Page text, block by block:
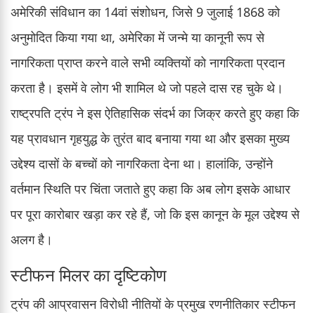
अमेरिकी संविधान का 14वां संशोधन, जिसे 9 जुलाई 1868 को
अनुमोदित किया गया था, अमेरिका में जन्मे या कानूनी रूप से
नागरिकता प्राप्त करने वाले सभी व्यक्तियों को नागरिकता प्रदान
करता है। इसमें वे लोग भी शामिल थे जो पहले दास रह चुके थे।
राष्ट्रपति ट्रंप ने इस ऐतिहासिक संदर्भ का जिक्र करते हुए कहा कि
यह प्रावधान गृहयुद्ध के तुरंत बाद बनाया गया था और इसका मुख्य
उद्देश्य दासों के बच्चों को नागरिकता देना था। हालांकि, उन्होंने
वर्तमान स्थिति पर चिंता जताते हुए कहा कि अब लोग इसके आधार
पर पूरा कारोबार खड़ा कर रहे हैं, जो कि इस कानून के मूल उद्देश्य से
अलग है।
स्टीफन मिलर का दृष्टिकोण
ट्रंप की आप्रवासन विरोधी नीतियों के प्रमुख रणनीतिकार स्टीफन